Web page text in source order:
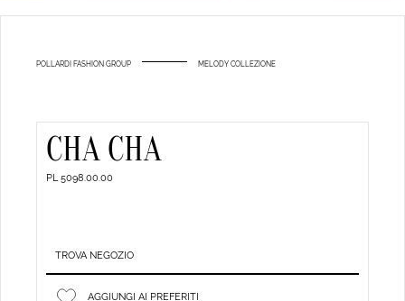
POLLARDI FASHION GROUP MELODY COLLEZIONE
CHA CHA
PL 5098.00.00
TROVA NEGOZIO
AGGIUNGI AI PREFERITI